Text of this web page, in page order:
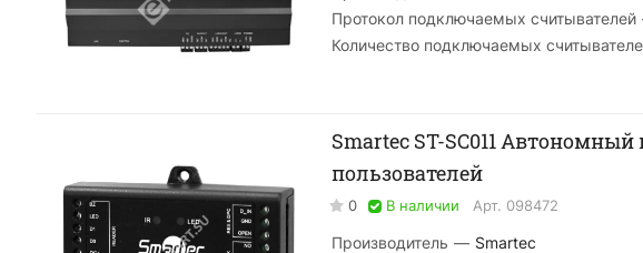
Протокол подключаемых считывателей
Количество подключаемых
Smartec ST-SC011
пользователей
0 В наличии Арт. 098472
Производитель — Smartec